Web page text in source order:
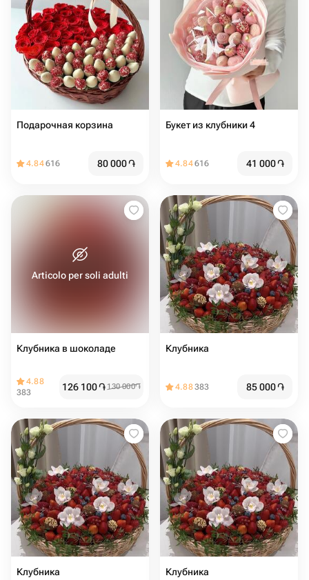
Подарочная корзина
4.84616 80 000֏
Букет из клубники 4
4.84616 41 000֏
Articolo per soli adulti
Клубника в шоколаде
4.88
383
126 100֏ 130 000֏
Клубника
4.88383 85 000֏
Клубника Клубника